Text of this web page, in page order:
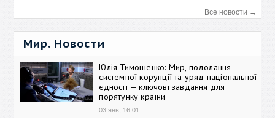
Все новости →
Мир. Новости
Юлія Тимошенко: Мир, подолання
системної корупції та уряд національної
єдності — ключові завдання для
порятунку країни
03 янв, 16:01